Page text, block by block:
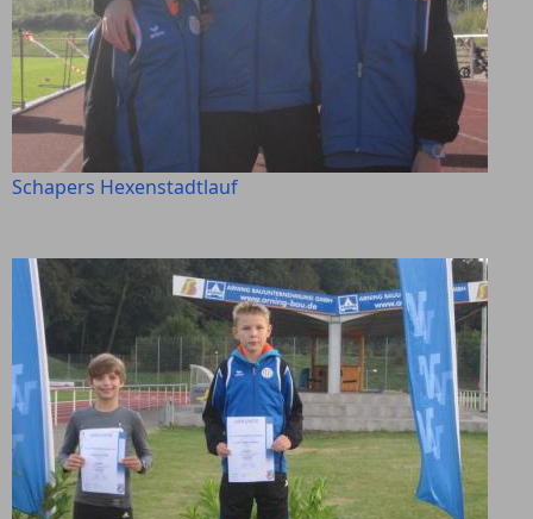
Schapers Hexenstadtlauf